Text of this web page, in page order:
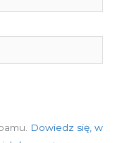
Dowiedz się, w